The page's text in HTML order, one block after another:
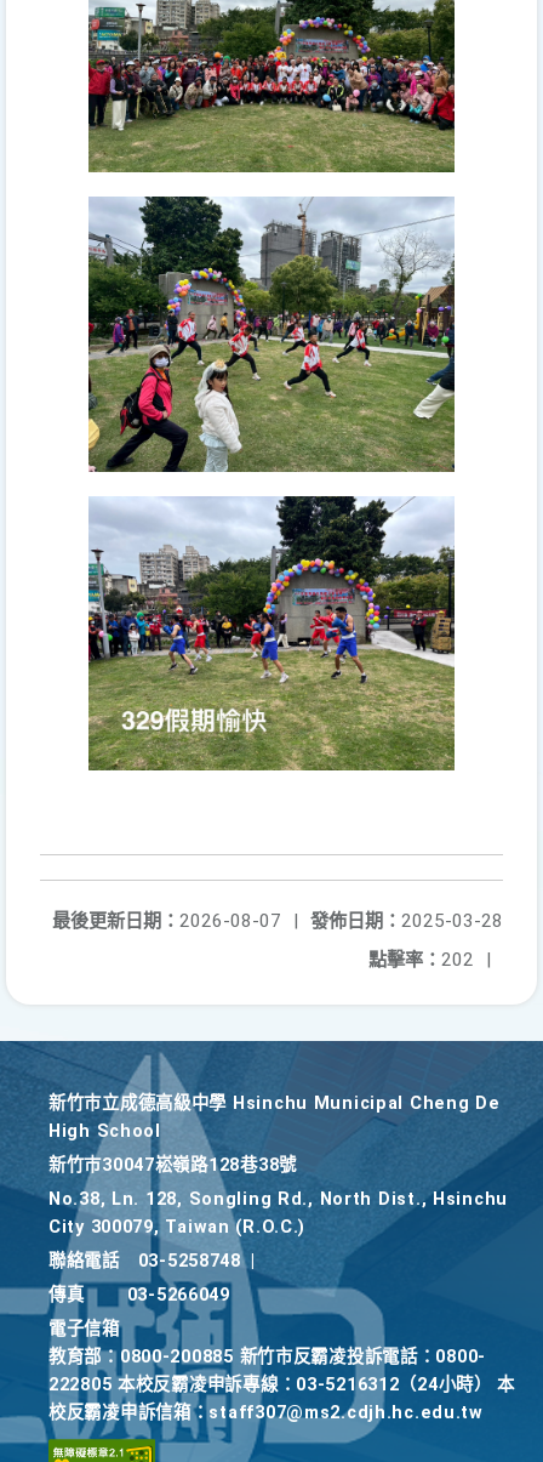
發佈日期： 2025-03-28
最後更新日期： 2026-08-07
|
點擊率： 202 |
新竹巿立成德高級中學 Hsinchu Municipal Cheng De
High School
新竹巿30047崧嶺路128巷38號
No.38, Ln. 128, Songling Rd., North Dist., Hsinchu
City 300079, Taiwan (R.O.C.)
聯絡電話
03-5258748
傳真
03-5266049
電子信箱
教育部：0800-200885 新竹市反霸凌投訴電話：0800-
222805 本校反霸凌申訴專線：03-5216312（24小時） 本
校反霸凌申訴信箱：staff307@ms2.cdjh.hc.edu.tw